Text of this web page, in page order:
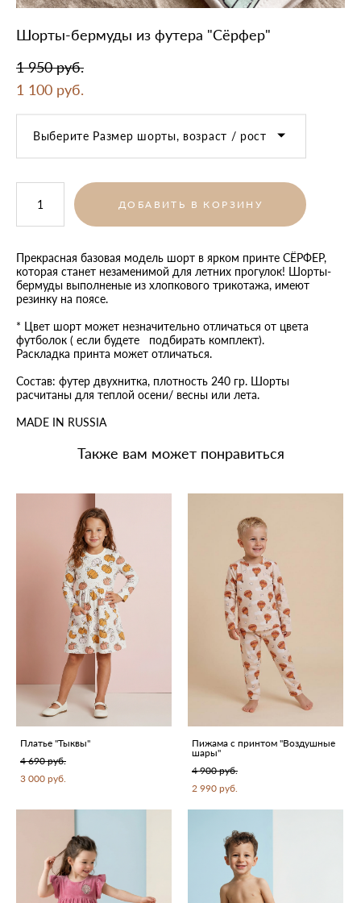
Шорты-бермуды из футера "Сёрфер"
1 950 pуб.
1 100 pуб.
Выберите Размер шорты, возраст / рост
ДОБАВИТЬ В КОРЗИНУ
Прекрасная базовая модель шорт в ярком принте СЁРФЕР,
которая станет незаменимой для летних прогулок! Шорты-
бермуды выполненые из хлопкового трикотажа, имеют
резинку на поясе.
* Цвет шорт может незначительно отличаться от цвета
футболок ( если будете подбирать комплект).
Раскладка принта может отличаться.
Состав: футер двухнитка, плотность 240 гр. Шорты
расчитаны для теплой осени/ весны или лета.
MADE IN RUSSIA
Также вам может понравиться
Платье "Тыквы"
4 690 pуб.
3 000 pуб.
Пижама с принтом "Воздушные
шары"
4 900 pуб.
2 990 pуб.